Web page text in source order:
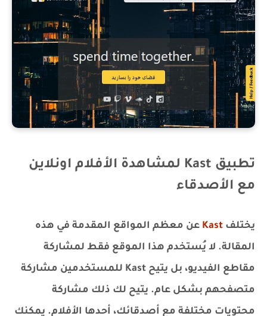
تطبيق Kast لمشاهدة الأفلام اونلاين
مع الأصدقاء
يختلف Kast عن معظم المواقع المقدمة في هذه
المقالة. لا يُستخدم هذا الموقع فقط لمشاركة
مقاطع الفيديو، بل يتيح Kast للمستخدمين مشاركة
متصفحهم بشكل عام. يتيح لك ذلك مشاركة
محتويات مختلفة مع أصدقائك، أحدها الأفلام. يمكنك